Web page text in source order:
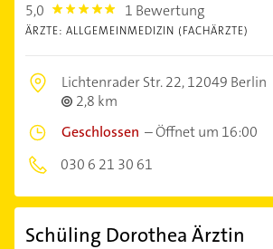
5,0 5.0 1 Bewertung
ÄRZTE: ALLGEMEINMEDIZIN (FACHÄRZTE)
Lichtenrader Str. 22,12049 Berlin
2,8 km
Geschlossen –Öffnet um 16:00
030 6 21 30 61
Schüling Dorothea Ärztin